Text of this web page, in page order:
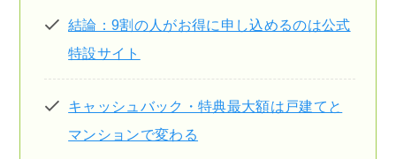
結論：9割の人がお得に申し込めるのは公式
特設サイト
キャッシュバック・特典最大額は戸建てと
マンションで変わる